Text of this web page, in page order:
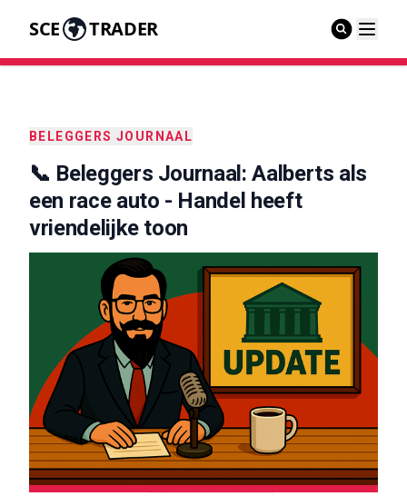
SCE TRADER
BELEGGERS JOURNAAL
📞 Beleggers Journaal: Aalberts als
een race auto - Handel heeft
vriendelijke toon